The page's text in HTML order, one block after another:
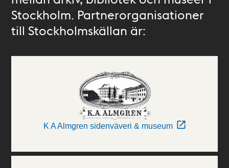
Stockholm. Partnerorganisationer
till Stockholmskällan är:
K A Almgren sidenväveri & museum